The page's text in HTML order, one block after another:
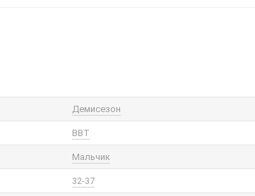
Демисезон
BBT
Мальчик
32-37